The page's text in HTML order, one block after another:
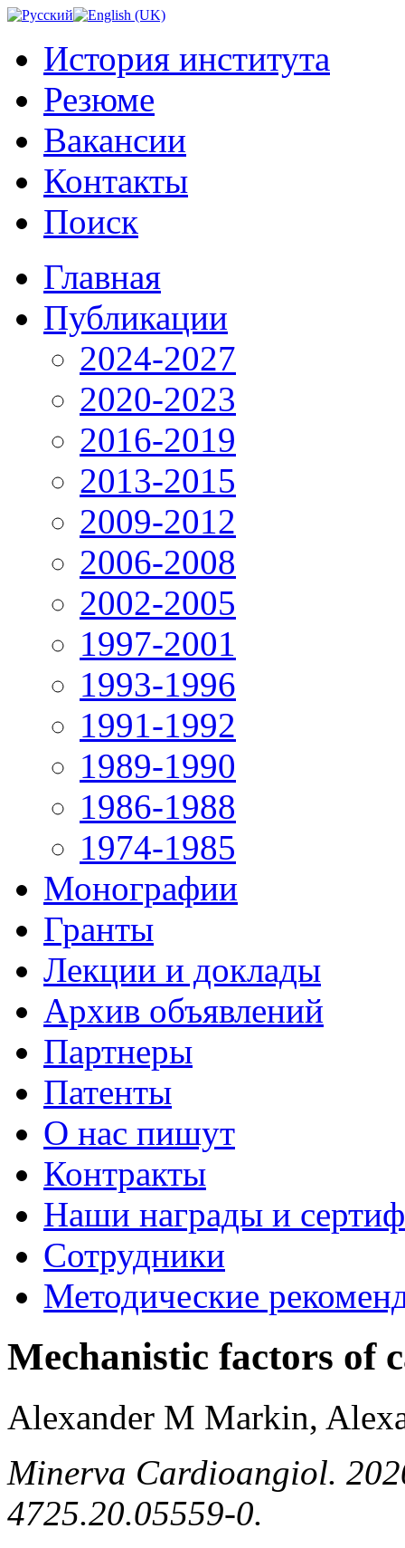
История института
Резюме
Вакансии
Контакты
Поиск
Главная
Публикации
2024-2027
2020-2023
2016-2019
2013-2015
2009-2012
2006-2008
2002-2005
1997-2001
1993-1996
1991-1992
1989-1990
1986-1988
1974-1985
Монографии
Гранты
Лекции и доклады
Архив объявлений
Партнеры
Патенты
О нас пишут
Контракты
Наши награды и
Сотрудники
Методические
Mechanistic factors of
Alexander M Markin,
Minerva Cardioangiol.
4725.20.05559-0.